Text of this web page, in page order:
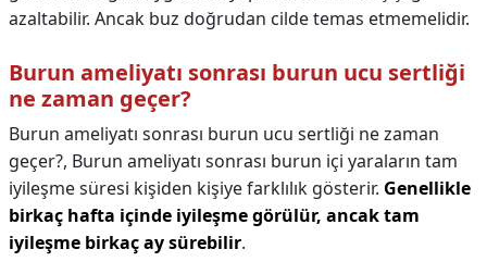
azaltabilir. Ancak buz doğrudan cilde temas etmemelidir.
Burun ameliyatı sonrası burun ucu sertliği
ne zaman geçer?
Burun ameliyatı sonrası burun ucu sertliği ne zaman
geçer?, Burun ameliyatı sonrası burun içi yaraların tam
iyileşme süresi kişiden kişiye farklılık gösterir. Genellikle
birkaç hafta içinde iyileşme görülür, ancak tam
iyileşme birkaç ay sürebilir.